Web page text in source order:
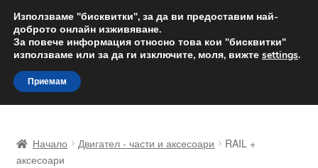
ДОСТАВКА от 12 лв.
Доставка по целия свят
Skip
to
navigation
Skip
to
content
Доставка по целия свят
Начало Двигател - части и аксесоари
RAIL +
аксесоари
Използваме "бисквитки", за да ви предоставим най-
доброто онлайн изживяване.
За повече информация относно това кои "бисквитки"
използваме или за да ги изключите, моля, вижте settings.
Приемам